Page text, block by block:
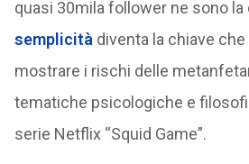
quasi 30mila follower ne sono
semplicità diventa la chiave
mostrare i rischi delle
tematiche psicologiche e
serie Netflix “Squid Game”.